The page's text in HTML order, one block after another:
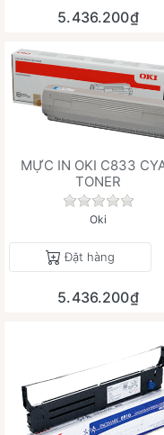
5.436.200₫
MỰC IN OKI C833
TONER
Chưa có
Oki
Đặt hàng
5.436.200₫